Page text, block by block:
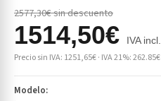
2577,30€ sin descuento
1514,50€ IVA incl.
Precio sin IVA: 1251,65€ · IVA 21%: 262.85€
Modelo: